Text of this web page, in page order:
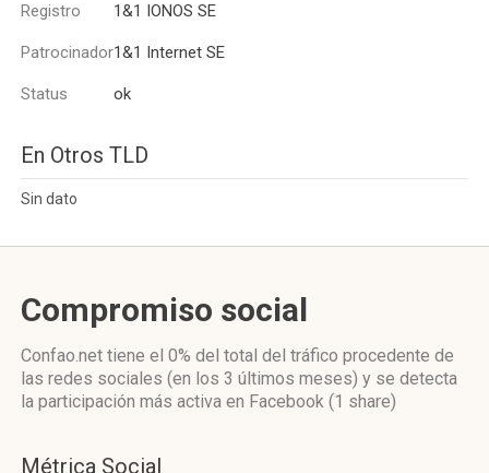
Registro 1&1 IONOS SE
Patrocinador1&1 Internet SE
Status ok
En Otros TLD
Sin dato
Compromiso social
Confao.net tiene el 0% del total del tráfico procedente de
las redes sociales (en los 3 últimos meses) y se detecta
la participación más activa en Facebook (1 share)
Métrica Social